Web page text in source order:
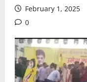
February 1, 2025
0